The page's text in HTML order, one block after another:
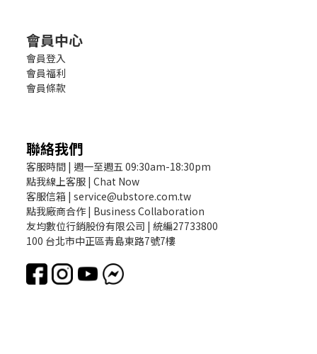
會員中心
會員登入
會員福利
會員條款
聯絡我們
客服時間 | 週一至週五 09:30am-18:30pm
點我線上客服 | Chat Now
客服信箱 | service@ubstore.com.tw
點我廠商合作 | Business Collaboration
友均數位行銷股份有限公司 | 統編27733800
100 台北市中正區青島東路7號7樓